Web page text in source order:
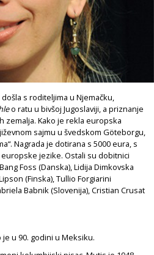
s roditeljima u Njemačku,
o ratu u bivšoj Jugoslaviji, a priznanje
Kako je rekla europska
sajmu u švedskom Göteborgu,
Nagrada je dotirana s 5000 eura, s
jezike. Ostali su dobitnici
Foss (Danska), Lidija Dimkovska
(Finska), Tullio Forgiarini
Babnik (Slovenija), Cristian Crusat
je u 90. godini u Meksiku.